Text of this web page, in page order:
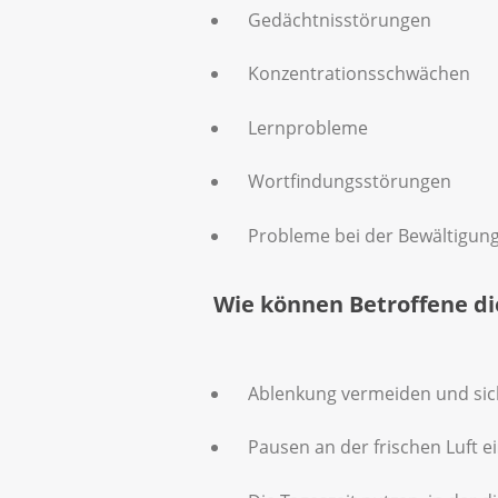
Was kann Ihnen helfen?
Nutzen Sie die Tageszeit
Essen Sie, was Ihnen
Versuchen Sie körperlich
Gedächtnisstörungen
Konzentrationsschwächen
Lernprobleme
Wortfindungsstörungen
Probleme bei der
Wie können Betroffene
Ablenkung vermeiden und
Pausen an der frischen Luft